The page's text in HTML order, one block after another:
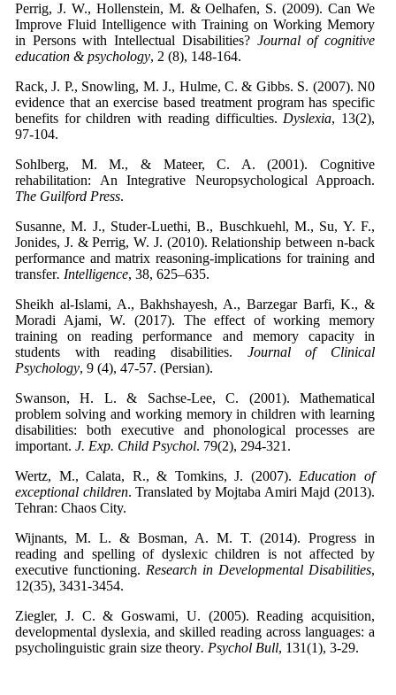
Perrig, J. W., Hollenstein, M. & Oelhafen, S. (2009). Can We
Improve Fluid Intelligence with Training on Working Memory
in Persons with Intellectual Disabilities? Journal of cognitive
education & psychology, 2 (8), 148-164.
Rack, J. P., Snowling, M. J., Hulme, C. & Gibbs. S. (2007). N0
evidence that an exercise based treatment program has specific
benefits for children with reading difficulties. Dyslexia, 13(2),
97-104.
Sohlberg, M. M., & Mateer, C. A. (2001). Cognitive
rehabilitation: An Integrative Neuropsychological Approach.
The Guilford Press.
Susanne, M. J., Studer-Luethi, B., Buschkuehl, M., Su, Y. F.,
Jonides, J. & Perrig, W. J. (2010). Relationship between n-back
performance and matrix reasoning-implications for training and
transfer. Intelligence, 38, 625–635.
Sheikh al-Islami, A., Bakhshayesh, A., Barzegar Barfi, K., &
Moradi Ajami, W. (2017). The effect of working memory
training on reading performance and memory capacity in
students with reading disabilities. Journal of Clinical
Psychology, 9 (4), 47-57. (Persian).
Swanson, H. L. & Sachse-Lee, C. (2001). Mathematical
problem solving and working memory in children with learning
disabilities: both executive and phonological processes are
important. J. Exp. Child Psychol. 79(2), 294-321.
Wertz, M., Calata, R., & Tomkins, J. (2007). Education of
exceptional children. Translated by Mojtaba Amiri Majd (2013).
Tehran: Chaos City.
Wijnants, M. L. & Bosman, A. M. T. (2014). Progress in
reading and spelling of dyslexic children is not affected by
executive functioning. Research in Developmental Disabilities,
12(35), 3431-3454.
Ziegler, J. C. & Goswami, U. (2005). Reading acquisition,
developmental dyslexia, and skilled reading across languages: a
psycholinguistic grain size theory. Psychol Bull, 131(1), 3-29.